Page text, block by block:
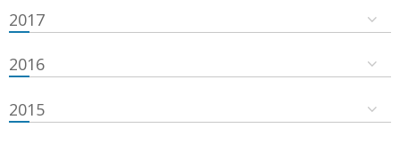
2017
2016
2015